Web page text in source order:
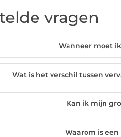
vragen
Wanneer moet
Wat is het verschil tussen
Kan ik mijn
Waarom is